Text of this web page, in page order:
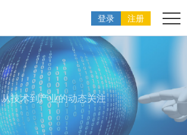
登录 注册
从技术到产业的动态关注